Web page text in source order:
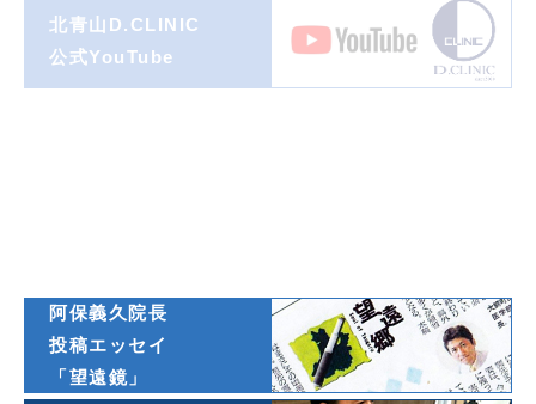
北青山D.CLINIC
公式YouTube
阿保義久院長
投稿エッセイ
「望遠鏡」